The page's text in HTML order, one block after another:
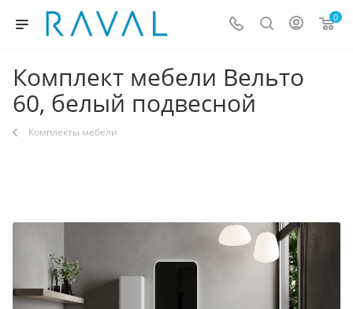
0
Комплект мебели Вельто
60, белый подвесной
Комплекты мебели